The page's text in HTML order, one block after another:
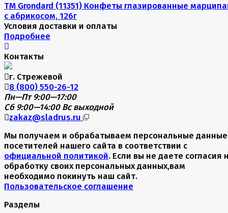
TM Grondard (11351) Конфеты глазированные
с абрикосом, 126г
Условия доставки и оплаты
Подробнее
Контакты
г. Стрежевой
8 (800) 550-26-12
Пн—Пт 9:00—17:00
Сб 9:00—14:00 Вс выходной
zakaz@sladrus.ru
Мы получаем и обрабатываем персональные данные
посетителей нашего сайта в соответствии с
официальной политикой. Если вы не даете согласия
обработку своих персональных данных,вам
необходимо покинуть наш сайт.
Пользовательское соглашение
Разделы